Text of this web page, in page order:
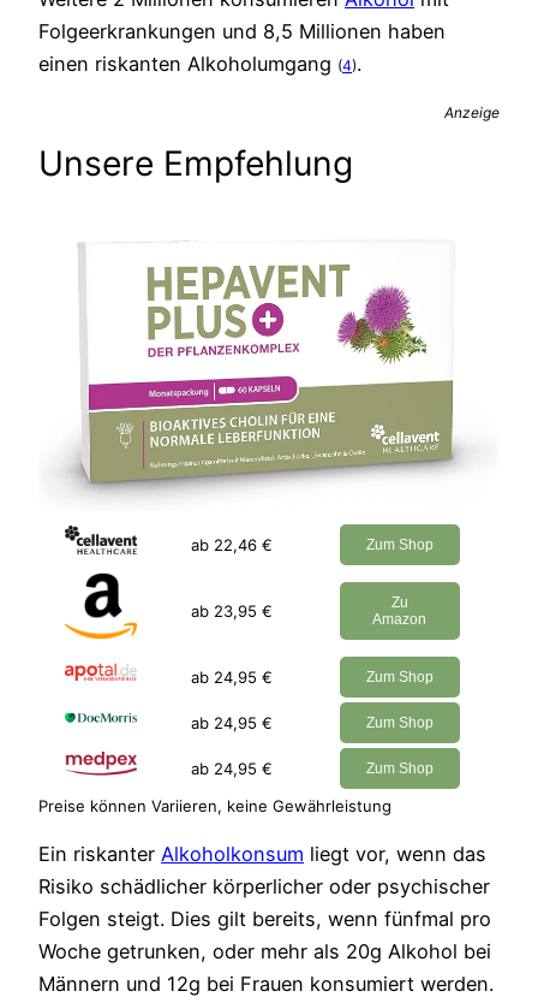
Folgeerkrankungen und 8,5 Millionen haben
einen riskanten Alkoholumgang (4).
Anzeige
Unsere Empfehlung
ab 22,46 € Zum Shop
ab 23,95 €
Zu
Amazon
ab 24,95 € Zum Shop
ab 24,95 € Zum Shop
ab 24,95 € Zum Shop
Preise können Variieren, keine Gewährleistung
Ein riskanter Alkoholkonsum liegt vor, wenn das
Risiko schädlicher körperlicher oder psychischer
Folgen steigt. Dies gilt bereits, wenn fünfmal pro
Woche getrunken, oder mehr als 20g Alkohol bei
Männern und 12g bei Frauen konsumiert werden.